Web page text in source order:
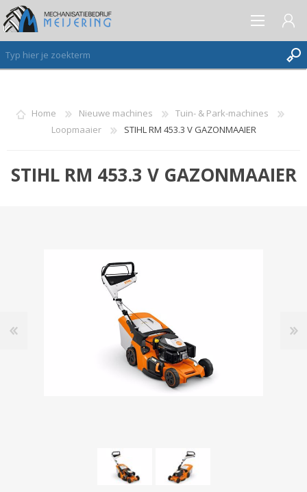
AANMELDEN ALS NIEUWE KLANT
INLOGGEN
Home Nieuwe machines
Tuin- & Park-machines
Loopmaaier
STIHL RM 453.3 V GAZONMAAIER
STIHL RM 453.3 V GAZONMAAIER